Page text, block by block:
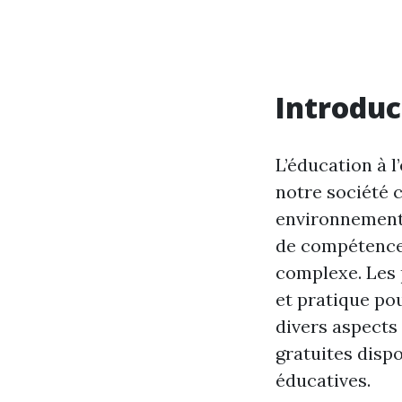
L’éducation à
notre société
de
complexe.
et pratique
divers
gratuites
éducatives.